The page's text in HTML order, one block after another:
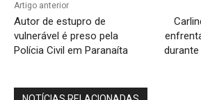
Artigo anterior
Autor de estupro de
vulnerável é preso pela
Polícia Civil em Paranaíta